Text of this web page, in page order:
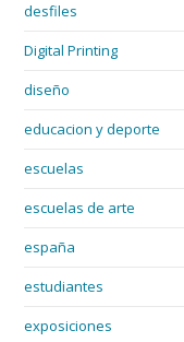
desfiles
Digital Printing
diseño
educacion y deporte
escuelas
escuelas de arte
españa
estudiantes
exposiciones